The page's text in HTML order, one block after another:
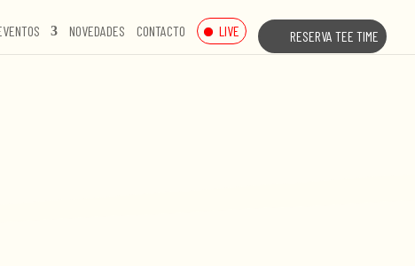
NOVEDADES CONTACTO LIVE RESERVA TEE TIME